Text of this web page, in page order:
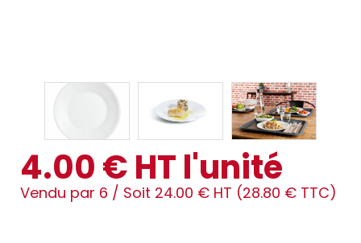
4.00 € HT l'unité
Vendu par 6 / Soit 24.00 € HT (28.80 € TTC)